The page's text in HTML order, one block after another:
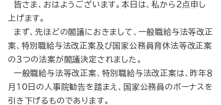
皆さま、おはようございます。本日は、私から２点申し
上げます。
まず、先ほどの閣議におきまして、一般職給与法等改正
案、特別職給与法改正案及び国家公務員育休法等改正案
の３つの法案が閣議決定されました。
一般職給与法等改正案、特別職給与法改正案は、昨年８
月10日の人事院勧告を踏まえ、国家公務員のボーナスを
引き下げるものであります。